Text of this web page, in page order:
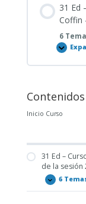
31 Ed
Coffin
6
–
2
Inicio Curso
31 Ed –
de la sesión
Expandir
31
Ed
6